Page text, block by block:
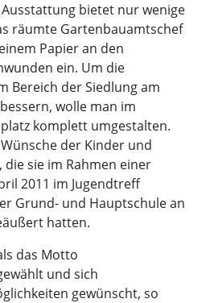
bietet nur wenige
räumte Gartenbauamtschef
Papier an den
ein. Um die
Bereich der Siedlung am
wolle man im
komplett umgestalten.
der Kinder und
die sie im Rahmen einer
2011 im Jugendtreff
Grund- und Hauptschule an
hatten.
das Motto
und sich
gewünscht, so